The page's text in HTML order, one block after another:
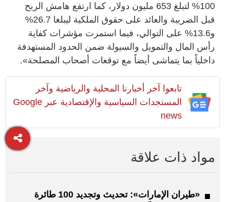
100% لتبلغ 653 مليون دولار، كما ارتفع هامش الربح
قبل الضريبة والعائد على حقوق الملكية ليبلغا 26.7%
و13.6% على التوالي، فيما استمرت مؤشرات كفاية
رأس المال والتمويل والسيولة ضمن الحدود المستهدفة
داخلياً بما يتماشى أيضاً مع توقعات أصحاب المصلحة».
تابعوا آخر أخبارنا المحلية والرياضية وآخر
المستجدات السياسية والإقتصادية عبر Google
news
مواد ذات علاقة
«طيران الإمارات»: تحديث وتجديد 100 طائرة